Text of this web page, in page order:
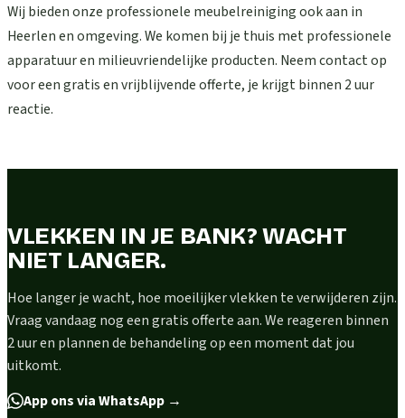
Wij bieden onze professionele meubelreiniging ook aan in
Heerlen en omgeving. We komen bij je thuis met professionele
apparatuur en milieuvriendelijke producten. Neem contact op
voor een gratis en vrijblijvende offerte, je krijgt binnen 2 uur
reactie.
VLEKKEN IN JE BANK? WACHT
NIET LANGER.
Hoe langer je wacht, hoe moeilijker vlekken te verwijderen zijn.
Vraag vandaag nog een gratis offerte aan. We reageren binnen
2 uur en plannen de behandeling op een moment dat jou
uitkomt.
App ons via WhatsApp →